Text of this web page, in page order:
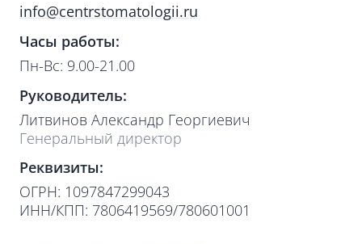
info@centrstomatologii.ru
Часы работы:
Пн-Вс: 9.00-21.00
Руководитель:
Литвинов Александр Георгиевич
Генеральный директор
Реквизиты:
ОГРН: 1097847299043
ИНН/КПП: 7806419569/780601001